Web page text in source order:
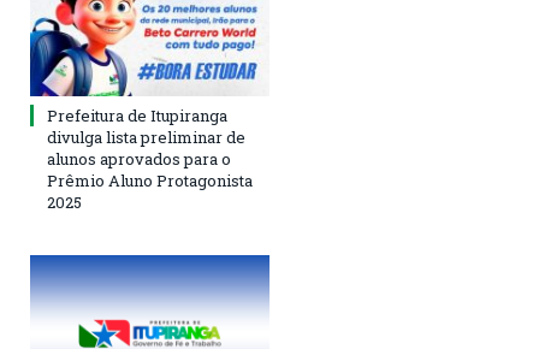
Prefeitura de Itupiranga
divulga lista preliminar de
alunos aprovados para o
Prêmio Aluno Protagonista
2025